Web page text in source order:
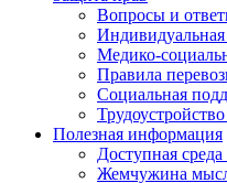
Вопросы и
Медико-
Правила
Социальная
Полезная информация
Доступная среда
Жемчужина